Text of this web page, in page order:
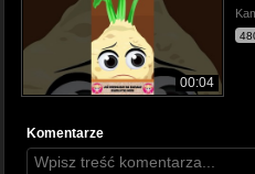
00:04
Komentarze